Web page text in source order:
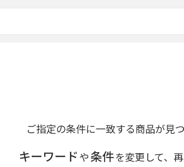
ご指定の条件に一致する商品が見
キーワードや条件を変更して、